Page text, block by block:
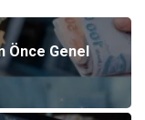
Önce Genel